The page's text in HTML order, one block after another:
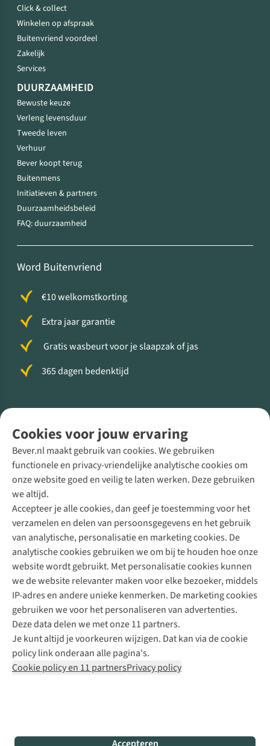
Cookies voor jouw ervaring
Bever.nl maakt gebruik van cookies. We gebruiken
functionele en privacy-vriendelijke analytische cookies om
onze website goed en veilig te laten werken. Deze gebruiken
we altijd.
Accepteer je alle cookies, dan geef je toestemming voor het
verzamelen en delen van persoonsgegevens en het gebruik
van analytische, personalisatie en marketing cookies. De
analytische cookies gebruiken we om bij te houden hoe onze
website wordt gebruikt. Met personalisatie cookies kunnen
we de website relevanter maken voor elke bezoeker, middels
IP-adres en andere unieke kenmerken. De marketing cookies
gebruiken we voor het personaliseren van advertenties.
Deze data delen we met onze 11 partners.
Je kunt altijd je voorkeuren wijzigen. Dat kan via de cookie
policy link onderaan alle pagina's.
Cookie policy en 11 partnersPrivacy policy
Click & collect
Winkelen op afspraak
Buitenvriend voordeel
Zakelijk
Services
DUURZAAMHEID
Bewuste keuze
Verleng levensduur
Tweede leven
Verhuur
Bever koopt terug
Buitenmens
Initiatieven & partners
Duurzaamheidsbeleid
FAQ: duurzaamheid
Word Buitenvriend
€10 welkomstkorting
Extra jaar garantie
Gratis wasbeurt voor je slaapzak of jas
365 dagen bedenktijd
Direct advies van een Buitenexpert
+31 (0)85 888 50 88
+31 6 12 28 49 80
Contactformulier